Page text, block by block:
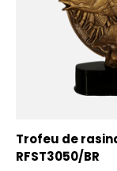
Trofeu de
RFST3050/BR